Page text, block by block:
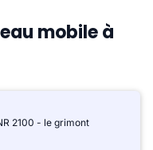
mobile à
2100 - le grimont